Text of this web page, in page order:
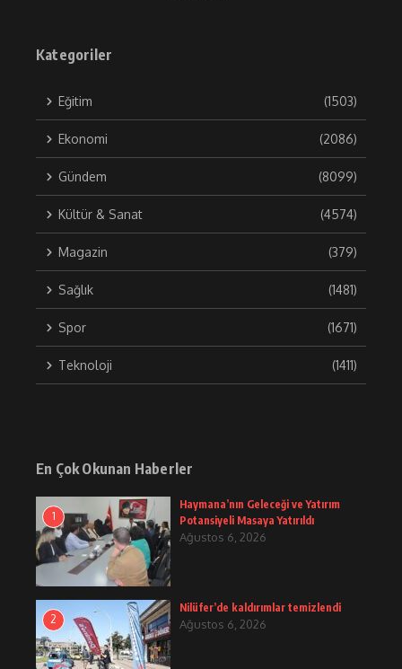
Kategoriler
Eğitim (1503)
Ekonomi (2086)
Gündem (8099)
Kültür & Sanat (4574)
Magazin (379)
Sağlık (1481)
Spor (1671)
Teknoloji (1411)
En Çok Okunan Haberler
1
Haymana’nın Geleceği ve Yatırım
Potansiyeli Masaya Yatırıldı
Ağustos 6, 2026
2
Nilüfer’de kaldırımlar temizlendi
Ağustos 6, 2026